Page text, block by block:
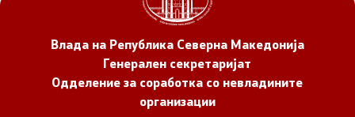
Влада на Република Северна Македонија
Генерален секретаријат
Одделение за соработка со невладините
организации